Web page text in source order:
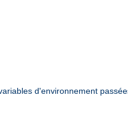
d'environnement